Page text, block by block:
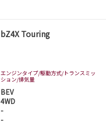
bZ4X Touring
エンジンタイプ/駆動方式/トランスミッ
ション/排気量
BEV
4WD
-
-